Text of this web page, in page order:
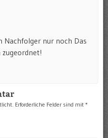
Nachfolger nur noch Das
Erforderliche Felder sind mit *